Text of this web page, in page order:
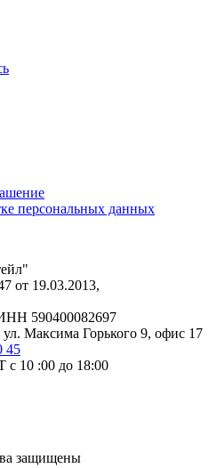
персональных данных
от 19.03.2013,
590400082697
Максима Горького 9, офис 17
45
10 :00 до 18:00
защищены